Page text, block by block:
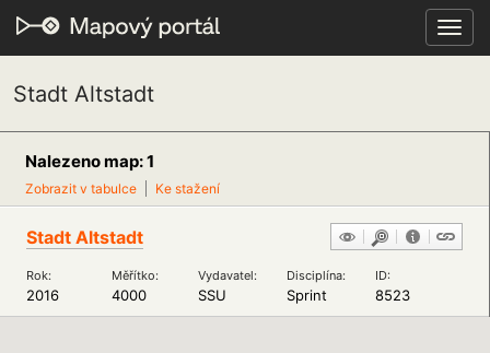
Stadt Altstadt
Nalezeno map: 1
Zobrazit v tabulce Ke stažení
Stadt Altstadt
Rok: Měřítko: Vydavatel: Disciplína: ID:
2016 4000 SSU Sprint 8523